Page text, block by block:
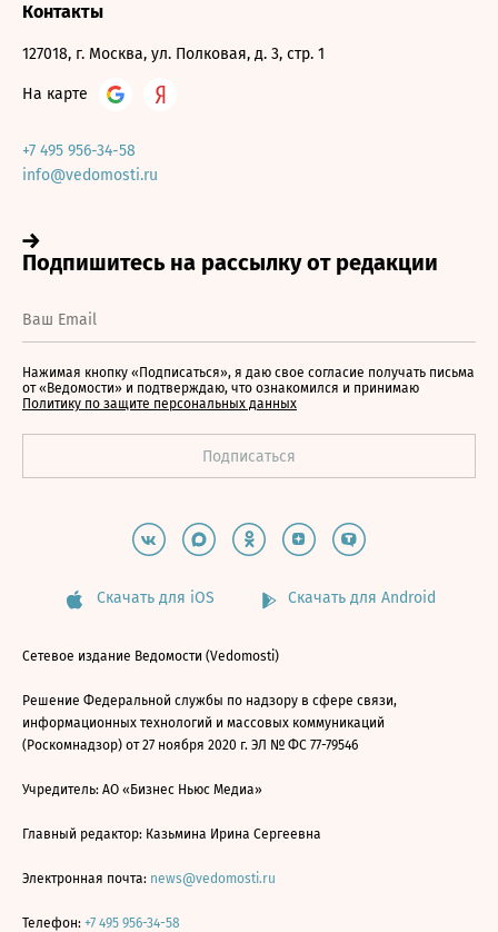
Контакты
127018, г. Москва, ул. Полковая, д. 3, стр. 1
На карте
+7 495 956-34-58
info@vedomosti.ru
Нажимая кнопку «Подписаться», я даю свое согласие получать письма
от «Ведомости» и подтверждаю, что ознакомился и принимаю
Политику по защите персональных данных
Скачать для iOS Скачать для Android
Сетевое издание Ведомости (Vedomosti)
Решение Федеральной службы по надзору в сфере связи,
информационных технологий и массовых коммуникаций
(Роскомнадзор) от 27 ноября 2020 г. ЭЛ № ФС 77-79546
Учредитель: АО «Бизнес Ньюс Медиа»
Главный редактор: Казьмина Ирина Сергеевна
Электронная почта: news@vedomosti.ru
Телефон: +7 495 956-34-58